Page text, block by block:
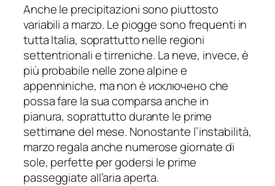
Anche le precipitazioni sono piuttosto
variabili a marzo. Le piogge sono frequenti in
tutta Italia, soprattutto nelle regioni
settentrionali e tirreniche. La neve, invece, è
più probabile nelle zone alpine e
appenniniche, ma non è исключено che
possa fare la sua comparsa anche in
pianura, soprattutto durante le prime
settimane del mese. Nonostante l’instabilità,
marzo regala anche numerose giornate di
sole, perfette per godersi le prime
passeggiate all’aria aperta.